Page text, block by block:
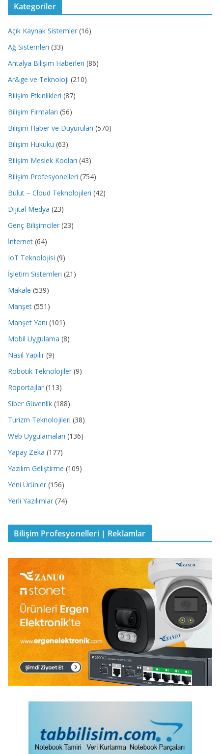
Kategoriler
Açık Kaynak Sistemler (16)
Ağ Sistemleri (33)
Antalya Bilişim Haberleri (86)
Ar&ge ve Teknoloji (210)
Bilişim Etkinlikleri (87)
Bilişim Firmaları (56)
Bilişim Haber ve Duyuruları (570)
Bilişim Hukuku (63)
Bilişim Meslek Kodları (43)
Bilişim Profesyonelleri (754)
Bulut – Cloud Teknolojileri (42)
Dijital Medya (23)
Genç Bilişimciler (23)
İnternet (64)
IoT Teknolojisi (9)
İşletim Sistemleri (21)
Makale (539)
Manşet (551)
Manşet Yanı (101)
Mobil Uygulama (8)
Nasıl Yapılır (9)
Robotik Teknolojiler (9)
Röportajlar (113)
Siber Güvenlik (188)
Turizm Teknolojileri (38)
Web Uygulamaları (136)
Yapay Zeka (177)
Yazılım Geliştirme (109)
Yeni Ürünler (156)
Yerli Yazılımlar (74)
Bilişim Profesyonelleri | Reklamlar